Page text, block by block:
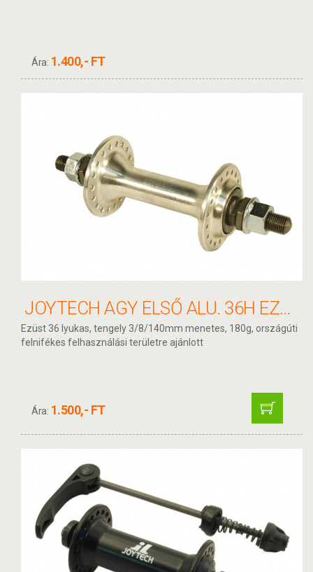
Ára: 1.400,- FT
JOYTECH AGY ELSŐ ALU. 36H EZÜST MENETES
Ezüst 36 lyukas, tengely 3/8/140mm menetes, 180g, országúti
felnifékes felhasználási területre ajánlott
Ára: 1.500,- FT